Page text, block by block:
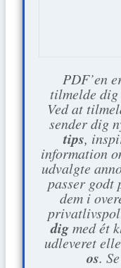
PDF’en
tilmelde dig
Ved at
sender dig
tips,
information
udvalgte
passer godt
dem i
digmed ét
udleveret
os.